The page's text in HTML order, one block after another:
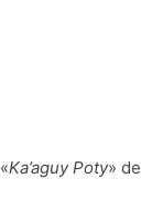
«Ka’aguy Poty»